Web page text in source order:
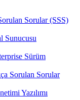
Sorular (SSS)
Sunucusu
Sürüm
Sorulan Sorular
Yazılımı